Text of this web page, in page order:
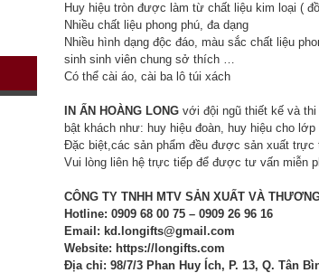
Huy hiệutròn được làm từ chất liệu kim loại (
Nhiều chất liệu phong phú, đa dạng
Nhiều hình dạng độc đáo, màu sắc chất liệu
sinh sinh viên chung sở thích …
Có thể cài áo, cài ba lô túi xách
IN ẤN HOÀNG LONGvới đội ngũ thiết kế và thi
bật khách như: huy hiệu đoàn, huy hiệu cho
Đặc biệt,các sản phẩm đều được sản xuất trực
Vui lòng liên hệ trực tiếp để được tư vấn miễn
CÔNG TY TNHH MTV SẢN XUẤT VÀ
Hotline: 0909 68 00 75 – 0909 26 96 16
Email: kd.longifts@gmail.com
Website: https://longifts.com
Địa chỉ: 98/7/3 Phan Huy Ích, P. 13, Q. Tân